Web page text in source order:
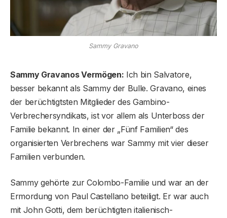
Sammy Gravano
Sammy Gravanos Vermögen: Ich bin Salvatore,
besser bekannt als Sammy der Bulle. Gravano, eines
der berüchtigtsten Mitglieder des Gambino-
Verbrechersyndikats, ist vor allem als Unterboss der
Familie bekannt. In einer der „Fünf Familien“ des
organisierten Verbrechens war Sammy mit vier dieser
Familien verbunden.
Sammy gehörte zur Colombo-Familie und war an der
Ermordung von Paul Castellano beteiligt. Er war auch
mit John Gotti, dem berüchtigten italienisch-